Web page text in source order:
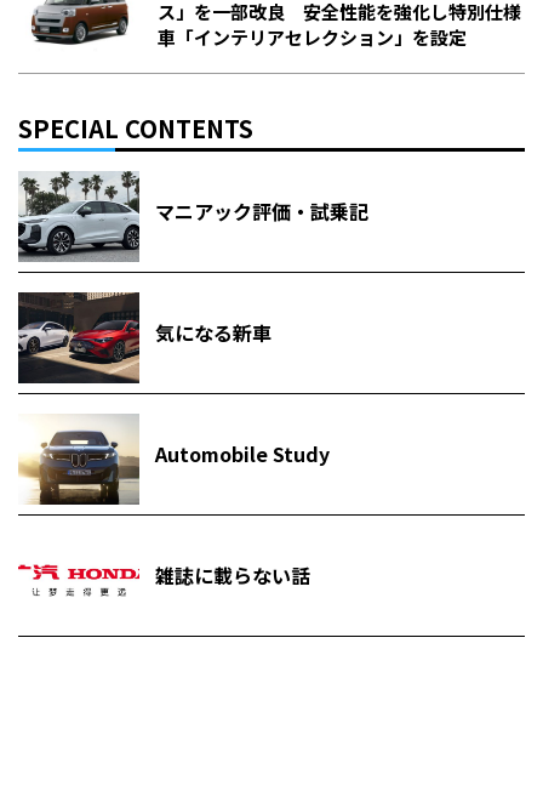
ス」を一部改良 安全性能を強化し特別仕様
車「インテリアセレクション」を設定
SPECIAL CONTENTS
マニアック評価・試乗記
気になる新車
Automobile Study
雑誌に載らない話